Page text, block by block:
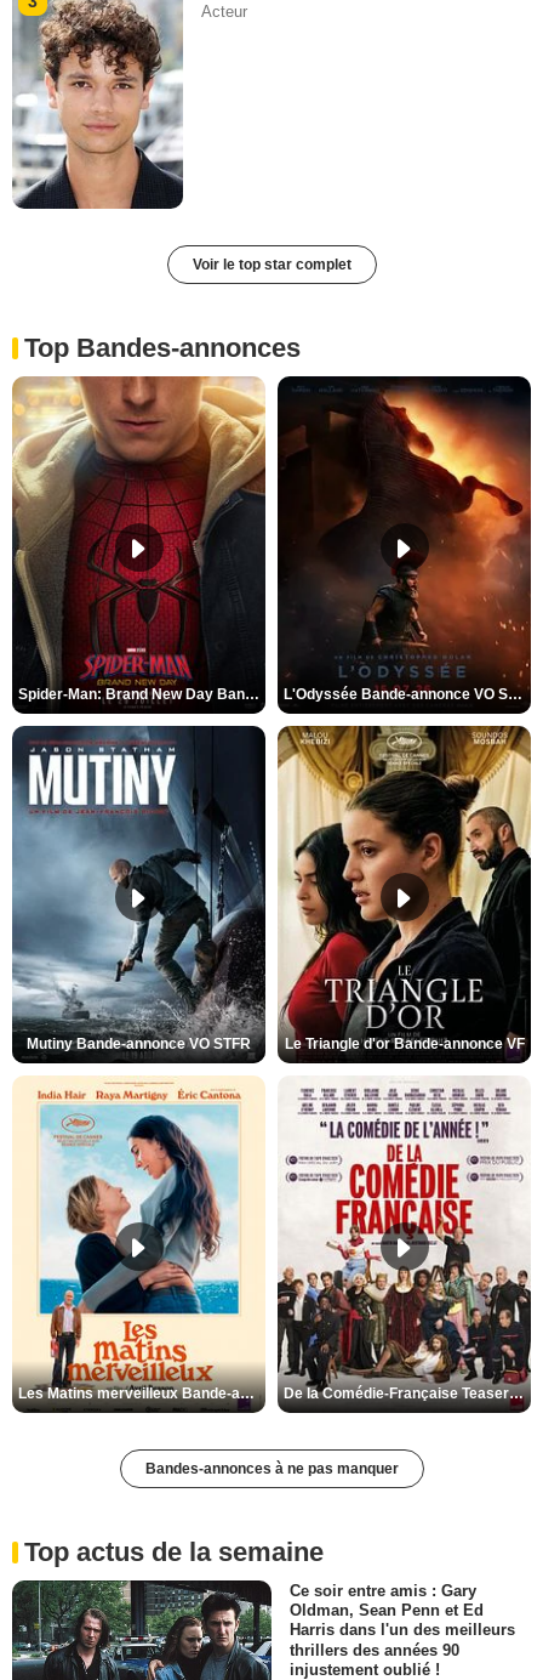
Acteur
Voir le top star complet
Top Bandes-annonces
Spider-Man: Brand New Day Bande-annonce VO STFR L'Odyssée Bande-annonce VO STFR
Mutiny Bande-annonce VO STFR Le Triangle d'or Bande-annonce VF
Les Matins merveilleux Bande-annonce VF De la Comédie-Française Teaser VF
Bandes-annonces à ne pas manquer
Top actus de la semaine
Ce soir entre amis : Gary
Oldman, Sean Penn et Ed
Harris dans l'un des meilleurs
thrillers des années 90
injustement oublié !